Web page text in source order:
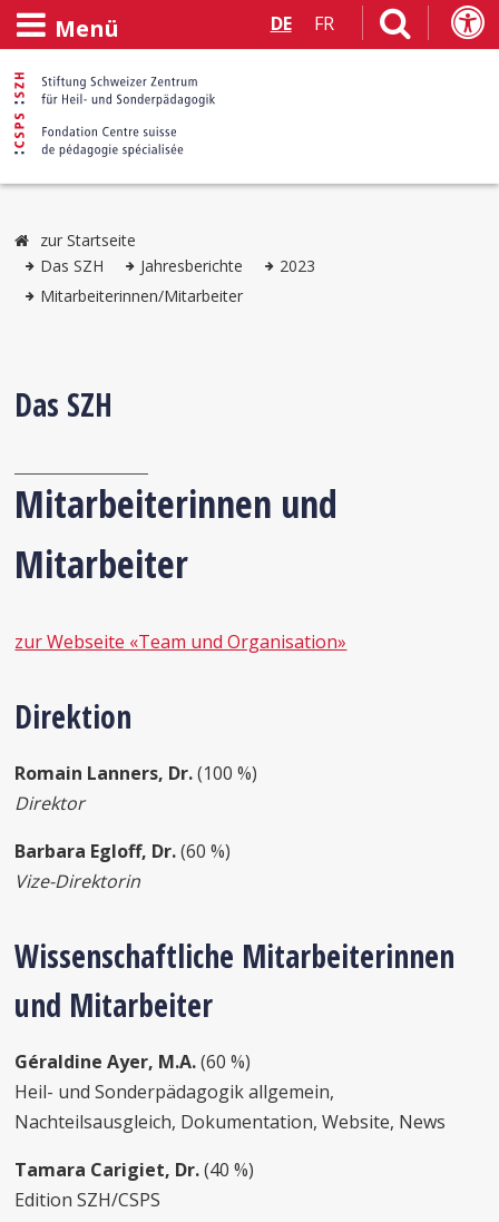
Menü DE FR
zur Startseite
Das SZH
Jahresberichte
2023
Mitarbeiterinnen/Mitarbeiter
Das SZH
Mitarbeiterinnen und
Mitarbeiter
zur Webseite «Team und Organisation»
Direktion
Romain Lanners, Dr.(100 %)
Direktor
Barbara Egloff, Dr.(60 %)
Vize-Direktorin
Wissenschaftliche Mitarbeiterinnen
und Mitarbeiter
Géraldine Ayer, M.A.(60 %)
Heil- und Sonderpädagogik allgemein,
Nachteilsausgleich, Dokumentation, Website, News
Tamara Carigiet, Dr.(40 %)
Edition SZH/CSPS